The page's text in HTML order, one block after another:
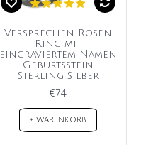
Versprechen Rosen
Ring mit
eingraviertem Namen
Geburtsstein
Sterling Silber
€74
+ WARENKORB